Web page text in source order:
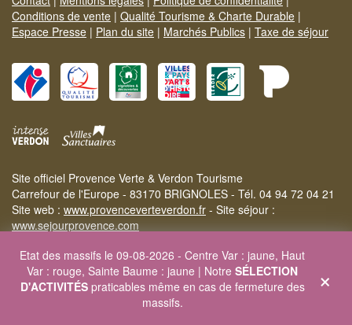
Conditions de vente | Qualité Tourisme & Charte Durable |
Espace Presse | Plan du site | Marchés Publics | Taxe de séjour
Site officiel Provence Verte & Verdon Tourisme
Carrefour de l'Europe - 83170 BRIGNOLES - Tél. 04 94 72 04 21
Site web : www.provenceverteverdon.fr - Site séjour :
www.sejourprovence.com
×
Etat des massifs le 09-08-2026 - Centre Var : jaune, Haut
Var : rouge, Sainte Baume : jaune | Notre SÉLECTION
D'ACTIVITÉSpraticables même en cas de fermeture des
massifs.